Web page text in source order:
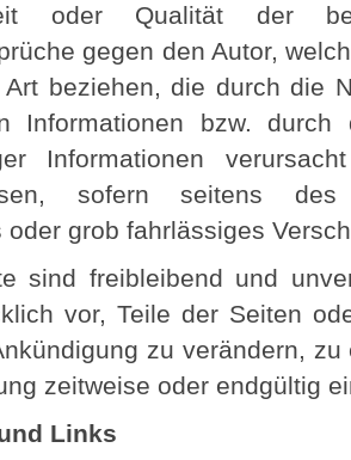
oder Qualität der
gegen den Autor,
beziehen, die durch die
Informationen bzw.
Informationen
sofern seitens
oder grob fahrlässiges
sind freibleibend und
vor, Teile der Seiten
zu verändern,
zeitweise oder endgültig
Links